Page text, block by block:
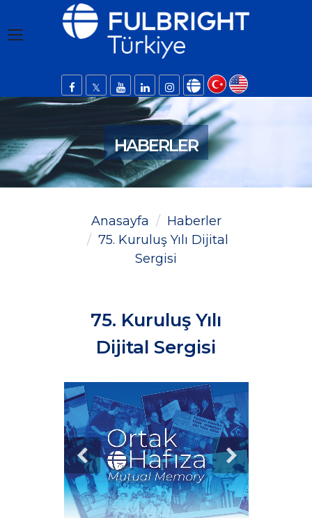
HABERLER
Anasayfa
Haberler
75. Kuruluş Yılı Dijital
Sergisi
75. Kuruluş Yılı
Dijital Sergisi